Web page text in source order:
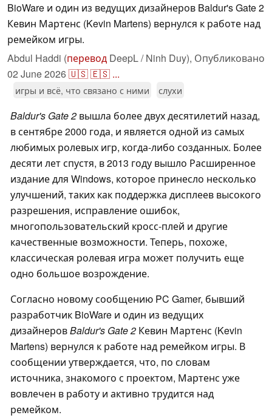
BioWare и один из ведущих дизайнеров Baldur's Gate 2
Кевин Мартенс (Kevin Martens) вернулся к работе над
ремейком игры.
Abdul Haddi (перевод DeepL / Ninh Duy), Опубликовано
02 June 2026🇺🇸🇪🇸 ...
игры и всё, что связано с ними слухи
Baldur's Gate 2 вышла более двух десятилетий назад,
в сентябре 2000 года, и является одной из самых
любимых ролевых игр, когда-либо созданных. Более
десяти лет спустя, в 2013 году вышло Расширенное
издание для Windows, которое принесло несколько
улучшений, таких как поддержка дисплеев высокого
разрешения, исправление ошибок,
многопользовательский кросс-плей и другие
качественные возможности. Теперь, похоже,
классическая ролевая игра может получить еще
одно большое возрождение.
Согласно новому сообщению PC Gamer, бывший
разработчик BioWare и один из ведущих
дизайнеровBaldur's Gate 2 Кевин Мартенс (Kevin
Martens) вернулся к работе над ремейком игры. В
сообщении утверждается, что, по словам
источника, знакомого с проектом, Мартенс уже
вовлечен в работу и активно трудится над
ремейком.